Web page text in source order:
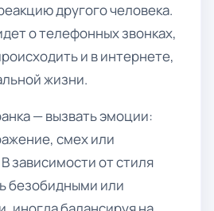
другого человека.
о телефонных звонках,
и в интернете,
жизни.
— вызвать эмоции:
смех или
зависимости от стиля
безобидными или